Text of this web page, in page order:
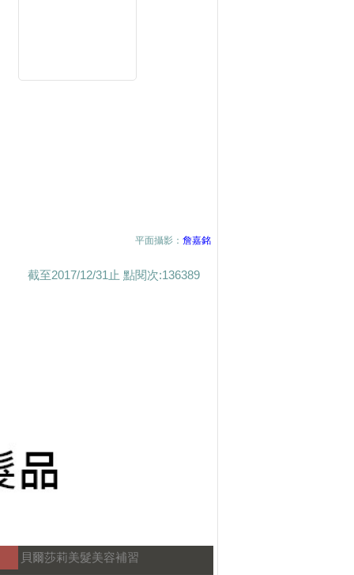
平面攝影： 詹嘉銘
截至2017/12/31止 點閱次:136389
貝爾莎莉美髮美容補習